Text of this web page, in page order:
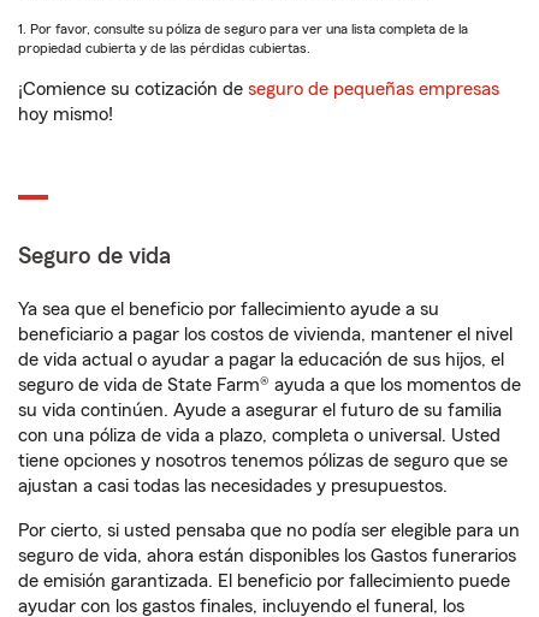
1. Por favor, consulte su póliza de seguro para ver una lista completa de la
propiedad cubierta y de las pérdidas cubiertas.
¡Comience su cotización de seguro de pequeñas empresas
hoy mismo!
Seguro de vida
Ya sea que el beneficio por fallecimiento ayude a su
beneficiario a pagar los costos de vivienda, mantener el nivel
de vida actual o ayudar a pagar la educación de sus hijos, el
seguro de vida de State Farm® ayuda a que los momentos de
su vida continúen. Ayude a asegurar el futuro de su familia
con una póliza de vida a plazo, completa o universal. Usted
tiene opciones y nosotros tenemos pólizas de seguro que se
ajustan a casi todas las necesidades y presupuestos.
Por cierto, si usted pensaba que no podía ser elegible para un
seguro de vida, ahora están disponibles los Gastos funerarios
de emisión garantizada. El beneficio por fallecimiento puede
ayudar con los gastos finales, incluyendo el funeral, los